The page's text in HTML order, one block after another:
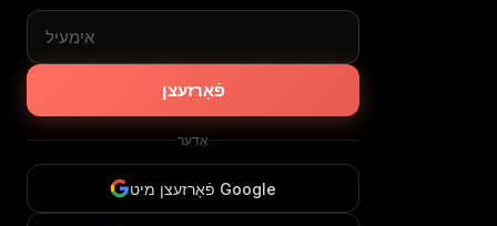
פֿאָרזעצן
אָדער
פֿאָרזעצן מיט Google